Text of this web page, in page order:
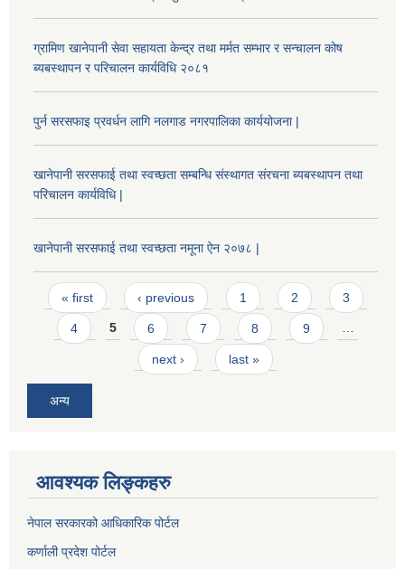
ग्रामिण खानेपानी सेवा सहायता केन्द्र तथा मर्मत सम्भार र सन्चालन कोष
ब्यबस्थापन र परिचालन कार्यविधि २०८१
पुर्न सरसफाइ प्रवर्धन लागि नलगाड नगरपालिका कार्ययोजना |
खानेपानी सरसफाई तथा स्वच्छता सम्बन्धि संस्थागत संरचना ब्यबस्थापन तथा
परिचालन कार्यविधि |
खानेपानी सरसफाई तथा स्वच्छता नमूना ऐन २०७८ |
Pages
« first ‹ previous 1 2 3
4 5 6 7 8 9 …
next › last »
अन्य
आवश्यक लिङ्कहरु
नेपाल सरकारको आधिकारिक पोर्टल
कर्णाली प्रदेश पोर्टल